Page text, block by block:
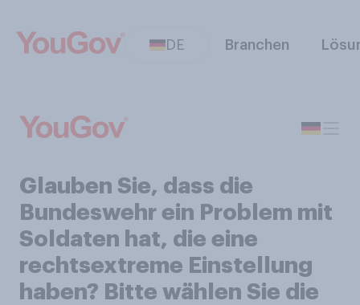
DE Branchen
Glauben Sie, dass die
Bundeswehr ein Problem mit
Soldaten hat, die eine
rechtsextreme Einstellung
haben? Bitte wählen Sie die